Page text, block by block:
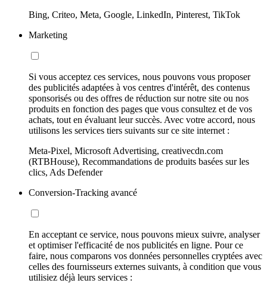
Bing, Criteo, Meta, Google, LinkedIn, Pinterest, TikTok
Marketing
Si vous acceptez ces services, nous pouvons vous proposer
des publicités adaptées à vos centres d'intérêt, des contenus
sponsorisés ou des offres de réduction sur notre site ou nos
produits en fonction des pages que vous consultez et de vos
achats, tout en évaluant leur succès. Avec votre accord, nous
utilisons les services tiers suivants sur ce site internet :
Meta-Pixel, Microsoft Advertising, creativecdn.com
(RTBHouse), Recommandations de produits basées sur les
clics, Ads Defender
Conversion-Tracking avancé
En acceptant ce service, nous pouvons mieux suivre, analyser
et optimiser l'efficacité de nos publicités en ligne. Pour ce
faire, nous comparons vos données personnelles cryptées avec
celles des fournisseurs externes suivants, à condition que vous
utilisiez déjà leurs services :